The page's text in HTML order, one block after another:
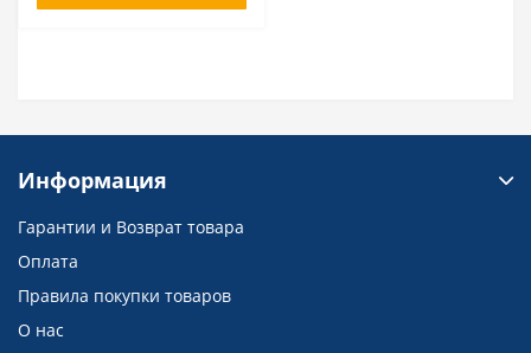
Информация
Гарантии и Возврат товара
Оплата
Правила покупки товаров
О нас